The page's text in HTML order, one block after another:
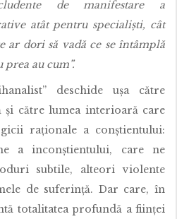
de manifestare a
atât pentru specialiști, cât
ar dori să vadă ce se întâmplă
au cum”.
deschide ușa către
și către lumea interioară care
raționale a conștientului:
a inconștientului, care ne
subtile, alteori violente
de suferință. Dar care, în
totalitatea profundă a ființei